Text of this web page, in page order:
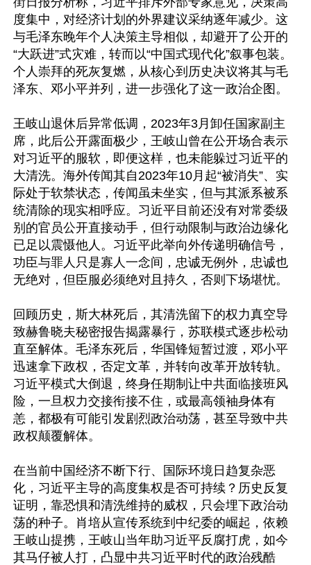
度集中，对经济计划的外界建议采纳逐年减少。这
与毛泽东晚年个人决策主导相似，却避开了公开的
“大跃进”式灾难，转而以“中国式现代化”叙事包装。
个人崇拜的死灰复燃，从核心到历史决议将其与毛
泽东、邓小平并列，进一步强化了这一政治企图。
王岐山退休后异常低调，2023年3月卸任国家副主
席，此后公开露面极少，王岐山曾在公开场合表示
对习近平的服软，即便这样，也未能躲过习近平的
大清洗。海外传闻其自2023年10月起“被消失”、实
际处于软禁状态，传闻虽未坐实，但与其派系被系
统清除的现实相呼应。习近平目前还没有对常委级
别的官员公开直接动手，但行动限制与政治边缘化
已足以震慑他人。习近平此举向外传递明确信号，
功臣与罪人只是寡人一念间，忠诚无例外，忠诚也
无绝对，但臣服必须绝对且持久，否则下场堪忧。
回顾历史，斯大林死后，其清洗留下的权力真空导
致赫鲁晓夫秘密报告揭露暴行，苏联模式逐步松动
直至解体。毛泽东死后，华国锋短暂过渡，邓小平
迅速拿下政权，否定文革，并转向改革开放转轨。
习近平模式大倒退，终身任期制让中共面临接班风
险，一旦权力交接衔接不住，或最高领袖身体有
恙，都极有可能引发剧烈政治动荡，甚至导致中共
政权颠覆解体。
在当前中国经济不断下行、国际环境日趋复杂恶
化，习近平主导的高度集权是否可持续？历史反复
证明，靠恐惧和清洗维持的威权，只会埋下政治动
荡的种子。肖培从宣传系统到中纪委的崛起，依赖
王岐山提携，王岐山当年助习近平反腐打虎，如今
其马仔被人打，凸显中共习近平时代的政治残酷